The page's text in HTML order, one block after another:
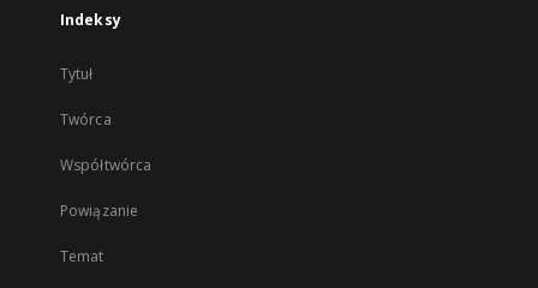
Indeksy
Tytuł
Twórca
Współtwórca
Powiązanie
Temat